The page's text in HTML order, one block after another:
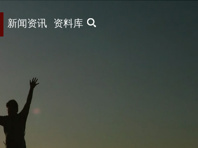
X
新闻资讯 资料库